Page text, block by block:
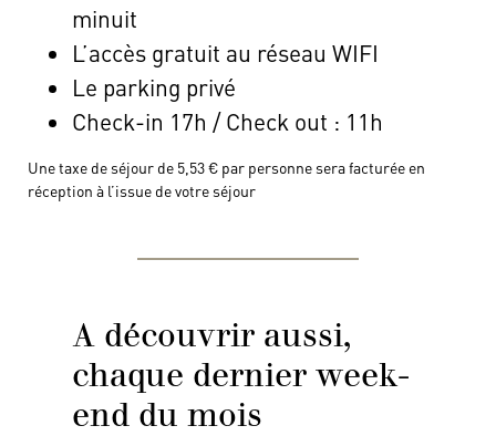
minuit
L’accès gratuit au réseau WIFI
Le parking privé
Check-in 17h / Check out : 11h
Une taxe de séjour de 5,53 € par personne sera facturée en
réception à l’issue de votre séjour
A découvrir aussi,
chaque dernier week-
end du mois